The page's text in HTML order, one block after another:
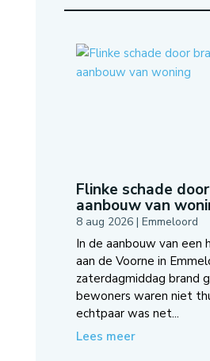
Flinke schade
aanbouw van
8 aug 2026| Emmeloord
In de aanbouw van een
aan de Voorne in
zaterdagmiddag brand
bewoners waren niet
echtpaar was net...
Lees meer